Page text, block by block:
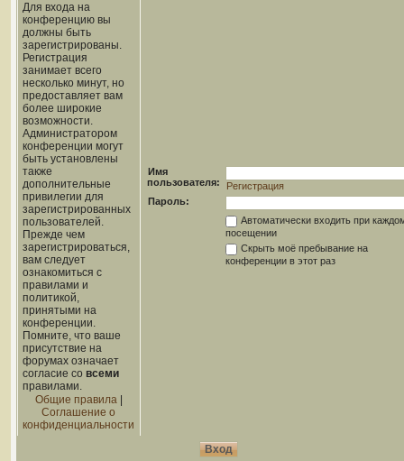
Для входа на
конференцию вы
должны быть
зарегистрированы.
Регистрация
занимает всего
несколько минут, но
предоставляет вам
более широкие
возможности.
Администратором
конференции могут
быть установлены
также
дополнительные
привилегии для
зарегистрированных
пользователей.
Прежде чем
зарегистрироваться,
вам следует
ознакомиться с
правилами и
политикой,
принятыми на
конференции.
Помните, что ваше
присутствие на
форумах означает
согласие со всеми
правилами.
Общие правила|
Соглашение о
конфиденциальности
Имя
пользователя:
Регистрация
Пароль:
Автоматически входить при
посещении
Скрыть моё пребывание на
конференции в этот раз